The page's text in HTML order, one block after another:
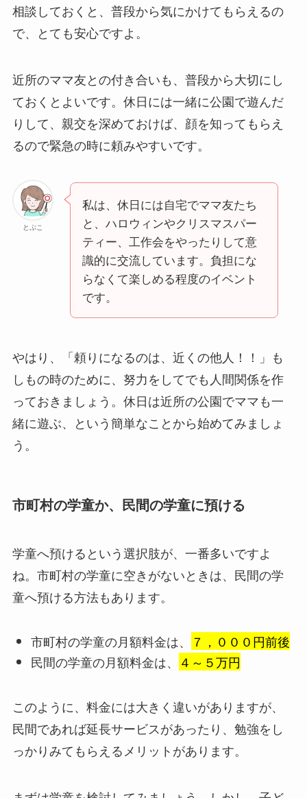
相談しておくと、普段から気にかけてもらえるの
で、とても安心ですよ。
近所のママ友との付き合いも、普段から大切にし
ておくとよいです。休日には一緒に公園で遊んだ
りして、親交を深めておけば、顔を知ってもらえ
るので緊急の時に頼みやすいです。
とぷこ
私は、休日には自宅でママ友たち
と、ハロウィンやクリスマスパー
ティー、工作会をやったりして意
識的に交流しています。負担にな
らなくて楽しめる程度のイベント
です。
やはり、「頼りになるのは、近くの他人！！」も
しもの時のために、努力をしてでも人間関係を作
っておきましょう。休日は近所の公園でママも一
緒に遊ぶ、という簡単なことから始めてみましょ
う。
市町村の学童か、民間の学童に預ける
学童へ預けるという選択肢が、一番多いですよ
ね。市町村の学童に空きがないときは、民間の学
童へ預ける方法もあります。
市町村の学童の月額料金は、
７，０００円前後
民間の学童の月額料金は、
４～５万円
このように、料金には大きく違いがありますが、
民間であれば延長サービスがあったり、勉強をし
っかりみてもらえるメリットがあります。